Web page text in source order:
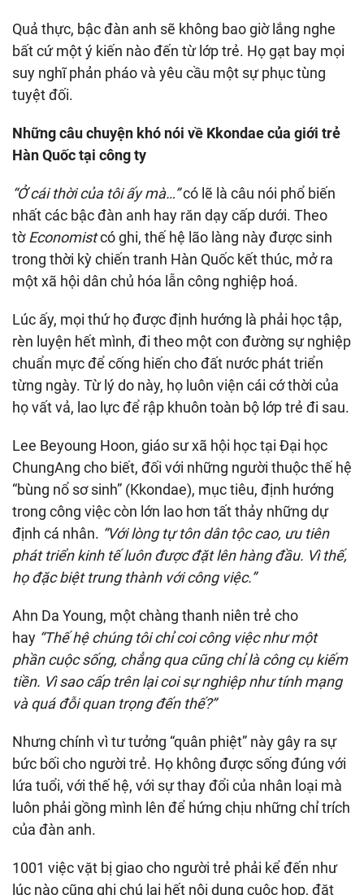
Quả thực, bậc đàn anh sẽ không bao giờ lắng nghe
bất cứ một ý kiến nào đến từ lớp trẻ. Họ gạt bay mọi
suy nghĩ phản pháo và yêu cầu một sự phục tùng
tuyệt đối.
Những câu chuyện khó nói về Kkondae của giới trẻ
Hàn Quốc tại công ty
“Ở cái thời của tôi ấy mà…”có lẽ là câu nói phổ biến
nhất các bậc đàn anh hay răn dạy cấp dưới. Theo
tờEconomistcó ghi, thế hệ lão làng này được sinh
trong thời kỳ chiến tranh Hàn Quốc kết thúc, mở ra
một xã hội dân chủ hóa lẫn công nghiệp hoá.
Lúc ấy, mọi thứ họ được định hướng là phải học tập,
rèn luyện hết mình, đi theo một con đường sự nghiệp
chuẩn mực để cống hiến cho đất nước phát triển
từng ngày. Từ lý do này, họ luôn viện cái cớ thời của
họ vất vả, lao lực để rập khuôn toàn bộ lớp trẻ đi sau.
Lee Beyoung Hoon, giáo sư xã hội học tại Đại học
ChungAng cho biết, đối với những người thuộc thế hệ
“bùng nổ sơ sinh” (Kkondae), mục tiêu, định hướng
trong công việc còn lớn lao hơn tất thảy những dự
định cá nhân. “Với lòng tự tôn dân tộc cao, ưu tiên
phát triển kinh tế luôn được đặt lên hàng đầu. Vì thế,
họ đặc biệt trung thành với công việc.”
Ahn Da Young, một chàng thanh niên trẻ cho
hay “Thế hệ chúng tôi chỉ coi công việc như một
phần cuộc sống, chẳng qua cũng chỉ là công cụ kiếm
tiền. Vì sao cấp trên lại coi sự nghiệp như tính mạng
và quá đỗi quan trọng đến thế?”
Nhưng chính vì tư tưởng “quân phiệt” này gây ra sự
bức bối cho người trẻ. Họ không được sống đúng với
lứa tuổi, với thế hệ, với sự thay đổi của nhân loại mà
luôn phải gồng mình lên để hứng chịu những chỉ trích
của đàn anh.
1001 việc vặt bị giao cho người trẻ phải kể đến như
lúc nào cũng ghi chú lại hết nội dung cuộc họp, đặt